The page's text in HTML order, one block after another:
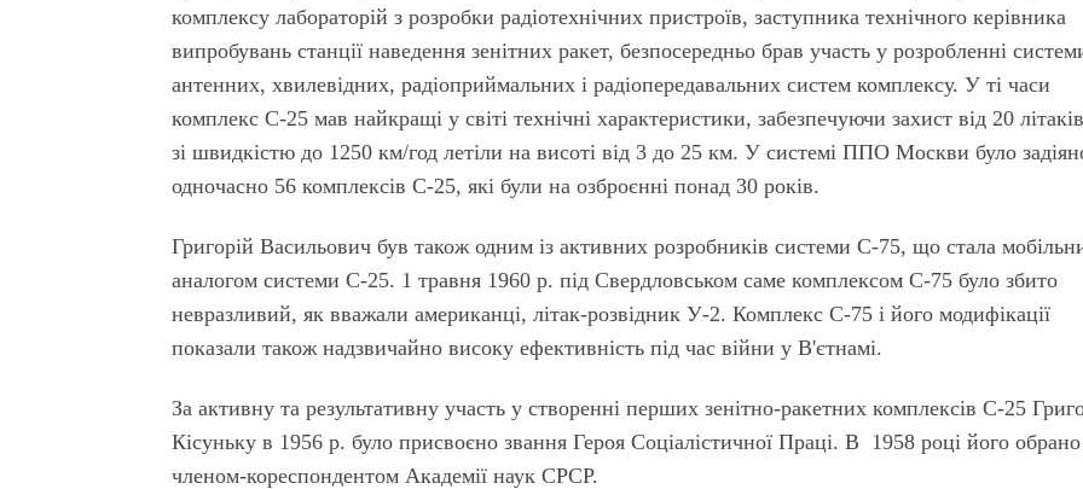
комплексу лабораторій з розробки радіотехнічних пристроїв, заступника технічного керівника
випробувань станції наведення зенітних ракет, безпосередньо брав участь у розробленні
антенних, хвилевідних, радіоприймальних і радіопередавальних систем комплексу. У ті часи
комплекс С-25 мав найкращі у світі технічні характеристики, забезпечуючи захист від 20
зі швидкістю до 1250 км/год летіли на висоті від 3 до 25 км. У системі ППО Москви було
одночасно 56 комплексів С-25, які були на озброєнні понад 30 років.
Григорій Васильович був також одним із активних розробників системи С-75, що стала
аналогом системи С-25. 1 травня 1960 р. під Свердловськом саме комплексом С-75 було збито
невразливий, як вважали американці, літак-розвідник У-2. Комплекс С-75 і його модифікації
показали також надзвичайно високу ефективність під час війни у В'єтнамі.
За активну та результативну участь у створенні перших зенітно-ракетних комплексів С-25
Кісуньку в 1956 р. було присвоєно звання Героя Соціалістичної Праці. В 1958 році його обрано
членом-кореспондентом Академії наук СРСР.